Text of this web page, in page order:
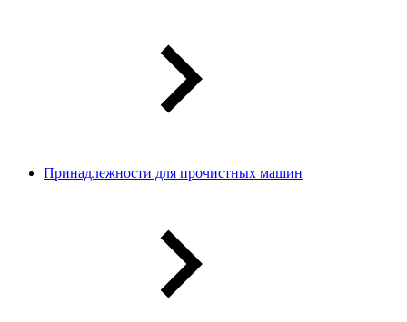
Принадлежности для прочистных машин